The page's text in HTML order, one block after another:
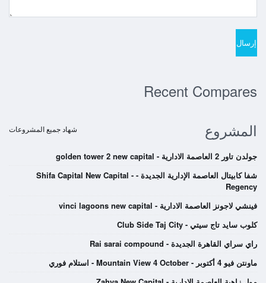
Recent Compares
المشروع
شهاد جميع المشروعات
جولدن تاور 2 العاصمة الادارية - golden tower 2 new capital
شفا كابيتال العاصمة الإدارية الجديدة - Shifa Capital New Capital -
Regency
فينشي لاجونز العاصمة الادارية - vinci lagoons new capital
كلوب سايد تاج سيتي - Club Side Taj City
راي سراي القاهرة الجديدة - Rai sarai compound
ماونتن فيو 4 أكتوبر - Mountain View 4 October - استلام فوري